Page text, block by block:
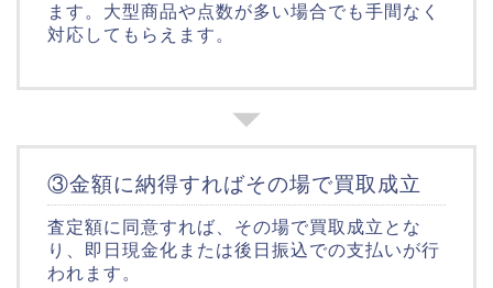
ます。大型商品や点数が多い場合でも手間なく
対応してもらえます。
③金額に納得すればその場で買取成立
査定額に同意すれば、その場で買取成立とな
り、即日現金化または後日振込での支払いが行
われます。